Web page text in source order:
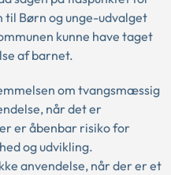
til Børn og unge-udvalget
kunne have taget
af barnet.
om tvangsmæssig
når det er
er åbenbar risiko for
og udvikling.
anvendelse, når der er et